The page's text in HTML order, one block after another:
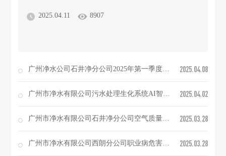
2025.04.11 8907
广州净水公司石井净分公司2025年第一季度电房空调维修项目询价公告 2025.04.08
广州市净水有限公司污水处理生化系统AI智能视频识别监控预警模型研发（第二次）公开询价结果的公示 2025.04.02
广州市净水有限公司石井净分公司空气质量仪安装及程序优化项目询价公告 2025.03.28
广州市净水有限公司西朗分公司职业病危害现状评价项目公开询价结果的公示 2025.03.28